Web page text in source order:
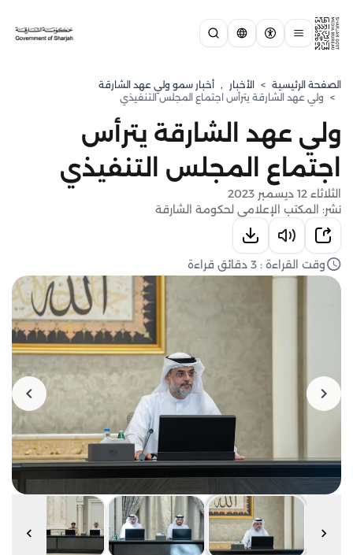
الصفحة الرئيسية > الأخبار , ⁠أخبار سمو ولي عهد الشارقة
> ولي عهد الشارقة يترأس اجتماع المجلس التنفيذي
ولي عهد الشارقة يترأس
اجتماع المجلس التنفيذي
الثلاثاء 12 ديسمبر 2023
نشر: المكتب الإعلامي لحكومة الشارقة
وقت القراءة : 3 دقائق قراءة